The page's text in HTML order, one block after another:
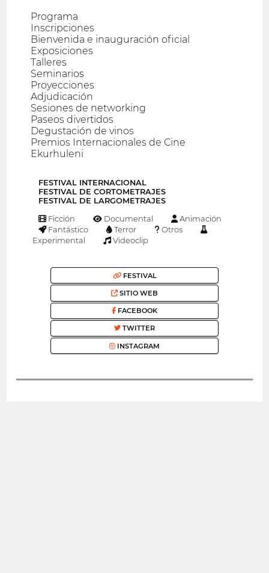
Programa
Inscripciones
Bienvenida e inauguración oficial
Exposiciones
Talleres
Seminarios
Proyecciones
Adjudicación
Sesiones de networking
Paseos divertidos
Degustación de vinos
Premios Internacionales de Cine
Ekurhuleni
FESTIVAL INTERNACIONAL
FESTIVAL DE CORTOMETRAJES
FESTIVAL DE LARGOMETRAJES
Ficción Documental
Animación
Fantástico
Terror
Otros
Experimental
Videoclip
FESTIVAL
SITIO WEB
FACEBOOK
TWITTER
INSTAGRAM